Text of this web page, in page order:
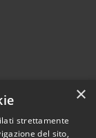
×
strettamente
del sito,